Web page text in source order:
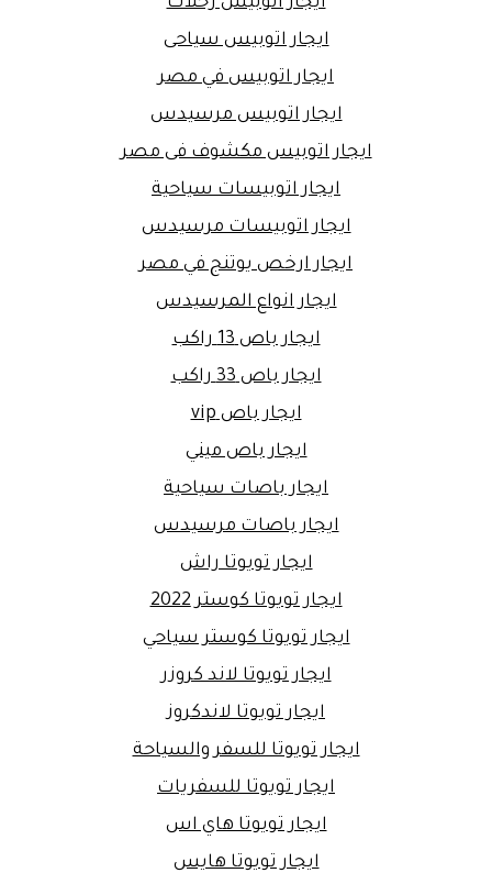
ايجار اتوبيس سياحى
ايجار اتوبيس في مصر
ايجار اتوبيس مرسيدس
ايجار اتوبيس مكشوف فى مصر
ايجار اتوبيسات سياحية
ايجار اتوبيسات مرسيدس
ايجار ارخص يوتنج في مصر
ايجار انواع المرسيدس
ايجار باص 13 راكب
ايجار باص 33 راكب
ايجار باص vip
ايجار باص ميني
ايجار باصات سياحية
ايجار باصات مرسيدس
ايجار تويوتا راش
ايجار تويوتا كوستر 2022
ايجار تويوتا كوستر سياحي
ايجار تويوتا لاند كروزر
ايجار تويوتا لاندكروز
ايجار تويوتا للسفر والسياحة
ايجار تويوتا للسفريات
ايجار تويوتا هاي اس
ايجار تويوتا هايس